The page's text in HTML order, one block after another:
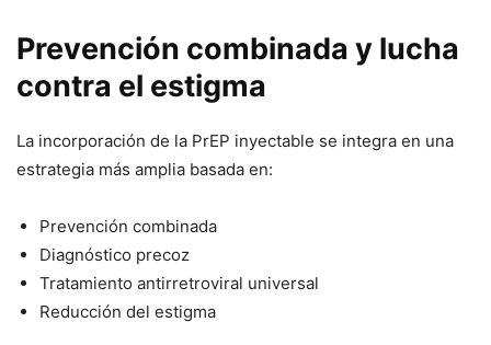
Prevención combinada y lucha
contra el estigma
La incorporación de la PrEP inyectable se integra en una
estrategia más amplia basada en:
Prevención combinada
Diagnóstico precoz
Tratamiento antirretroviral universal
Reducción del estigma